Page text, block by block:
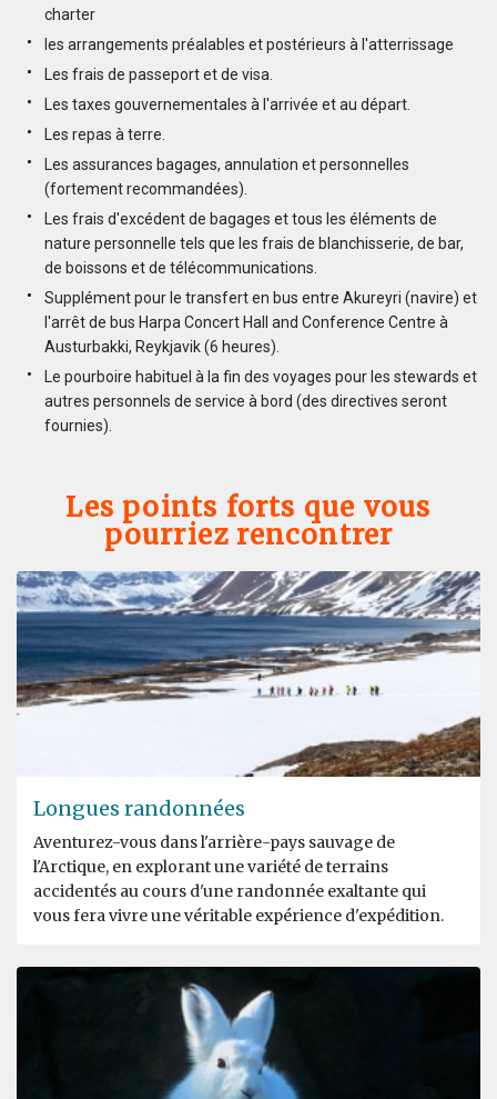
charter
les arrangements préalables et postérieurs à l'atterrissage
Les frais de passeport et de visa.
Les taxes gouvernementales à l'arrivée et au départ.
Les repas à terre.
Les assurances bagages, annulation et personnelles
(fortement recommandées).
Les frais d'excédent de bagages et tous les éléments de
nature personnelle tels que les frais de blanchisserie, de bar,
de boissons et de télécommunications.
Supplément pour le transfert en bus entre Akureyri (navire) et
l'arrêt de bus Harpa Concert Hall and Conference Centre à
Austurbakki, Reykjavik (6 heures).
Le pourboire habituel à la fin des voyages pour les stewards et
autres personnels de service à bord (des directives seront
fournies).
Les points forts que vous
pourriez rencontrer
Longues randonnées
Aventurez-vous dans l'arrière-pays sauvage de
l'Arctique, en explorant une variété de terrains
accidentés au cours d'une randonnée exaltante qui
vous fera vivre une véritable expérience d'expédition.